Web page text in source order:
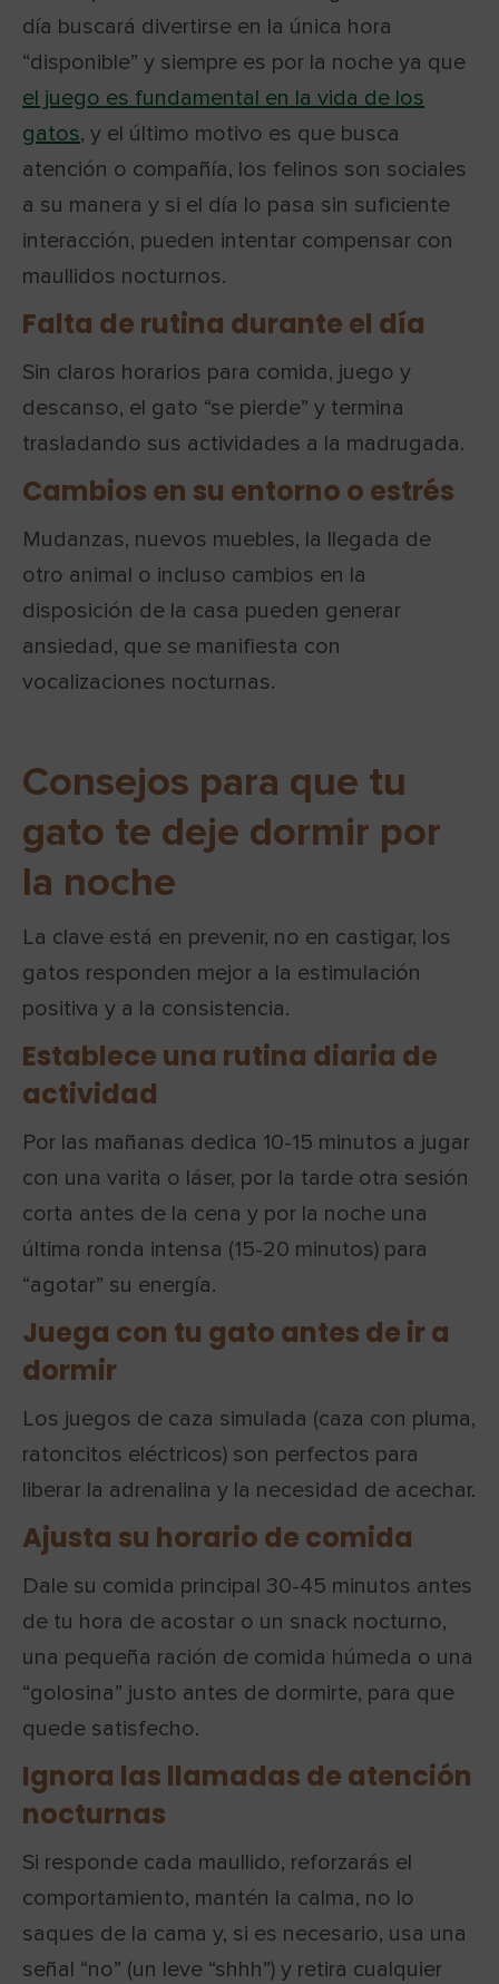
día buscará divertirse en la única hora
“disponible” y siempre es por la noche ya que
el juego es fundamental en la vida de los
gatos, y el último motivo es que busca
atención o compañía, los felinos son sociales
a su manera y si el día lo pasa sin suficiente
interacción, pueden intentar compensar con
maullidos nocturnos.
Falta de rutina durante el día
Sin claros horarios para comida, juego y
descanso, el gato “se pierde” y termina
trasladando sus actividades a la madrugada.
Cambios en su entorno o estrés
Mudanzas, nuevos muebles, la llegada de
otro animal o incluso cambios en la
disposición de la casa pueden generar
ansiedad, que se manifiesta con
vocalizaciones nocturnas.
Consejos para que tu
gato te deje dormir por
la noche
La clave está en prevenir, no en castigar, los
gatos responden mejor a la estimulación
positiva y a la consistencia.
Establece una rutina diaria de
actividad
Por las mañanas dedica 10-15 minutos a jugar
con una varita o láser, por la tarde otra sesión
corta antes de la cena y por la noche una
última ronda intensa (15-20 minutos) para
“agotar” su energía.
Juega con tu gato antes de ir a
dormir
Los juegos de caza simulada (caza con pluma,
ratoncitos eléctricos) son perfectos para
liberar la adrenalina y la necesidad de acechar.
Ajusta su horario de comida
Dale su comida principal 30-45 minutos antes
de tu hora de acostar o un snack nocturno,
una pequeña ración de comida húmeda o una
“golosina” justo antes de dormirte, para que
quede satisfecho.
Ignora las llamadas de atención
nocturnas
Si responde cada maullido, reforzarás el
comportamiento, mantén la calma, no lo
saques de la cama y, si es necesario, usa una
señal “no” (un leve “shhh”) y retira cualquier